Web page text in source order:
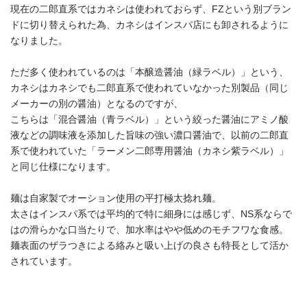
現在の二郎直系ではカネシは使われておらず、FZという別ブラン
ドに切り替えられた為、カネシはインスパ店にも卸されるように
なりました。
ただ多く使われているのは「本醸造醤油（緑ラベル）」という、
カネシはカネシでも二郎直系で使われていなかった別製品（同じ
メーカーの別の醤油）となるのですが、
こちらは「混合醤油（青ラベル）」という絞った醤油にアミノ酸
液などの調味液を添加した旨味の強い濃口醤油で、以前の二郎直
系で使われていた「ラーメン二郎専用醤油（カネシ紫ラベル）」
と同じ仕様になります。
麺は自家製でオーション使用の平打極太捻れ麺。
太さはインスパ系では平均的で特に細身には感じず、NS系ならで
はの滑らかな口当たりで、加水率はやや低めのモチフワな食感。
麺表面のザラつきによる絡みと吸い上げの良さも特長として活か
されています。